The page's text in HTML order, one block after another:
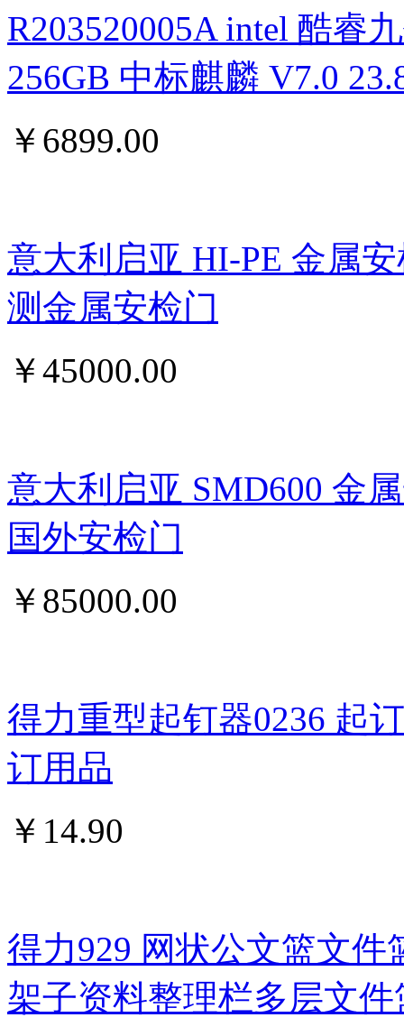
R203520005A intel 酷睿
256GB 中标麒麟 V7.0
￥ 6899.00
意大利启亚 HI-PE 金属
测金属安检门
￥45000.00
意大利启亚 SMD600 金
国外安检门
￥ 85000.00
得力重型起钉器0236 起
订用品
￥ 14.90
得力929 网状公文篮文
架子资料整理栏多层文件